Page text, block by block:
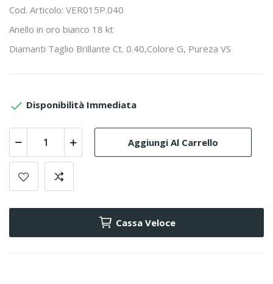
Cod. Articolo: VER015P.040
Anello in oro bianco 18 kt
Diamanti Taglio Brillante Ct. 0.40,Colore G, Pureza VS
 Disponibilità Immediata
Aggiungi Al Carrello
Cassa Veloce